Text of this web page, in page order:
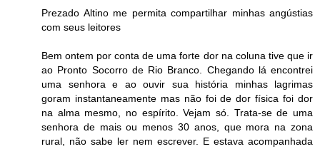
Prezado Altino me permita compartilhar minhas angústias
com seus leitores
Bem ontem por conta de uma forte dor na coluna tive que ir
ao Pronto Socorro de Rio Branco. Chegando lá encontrei
uma senhora e ao ouvir sua história minhas lagrimas
goram instantaneamente mas não foi de dor física foi dor
na alma mesmo, no espírito. Vejam só. Trata-se de uma
senhora de mais ou menos 30 anos, que mora na zona
rural, não sabe ler nem escrever. E estava acompanhada